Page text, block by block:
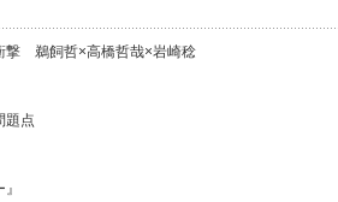
撃 鵜飼哲×高橋哲哉×岩崎稔
点